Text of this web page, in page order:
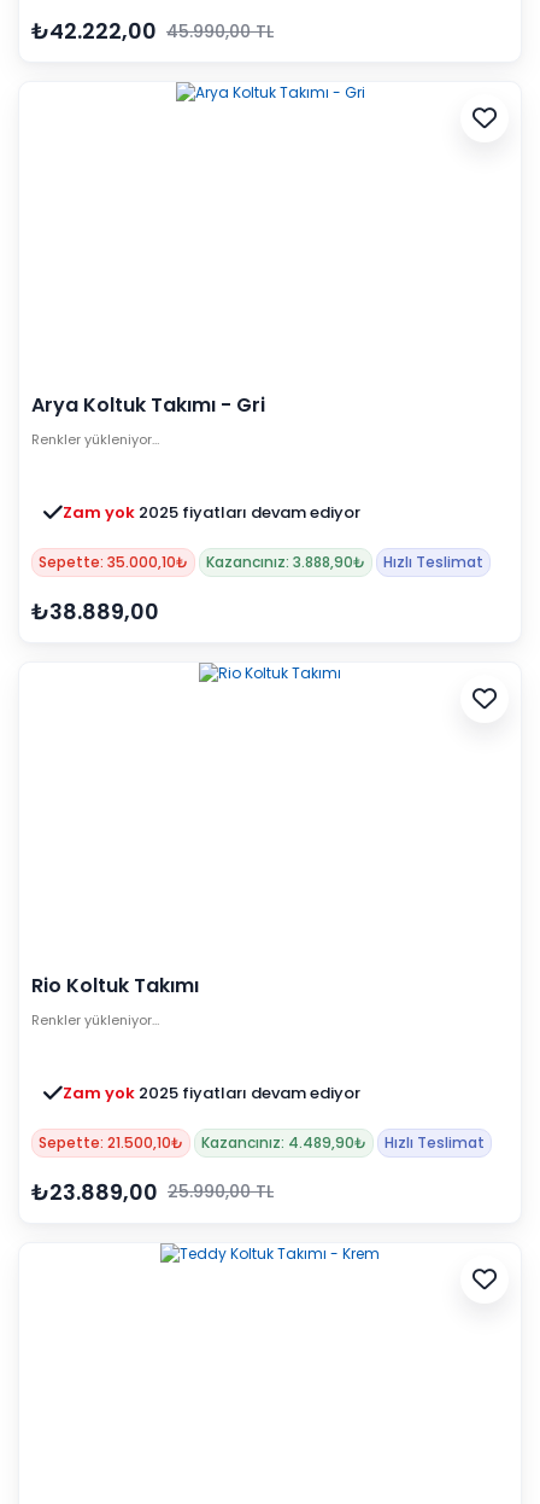
₺42.222,00 45.990,00 TL
Arya Koltuk Takımı - Gri
Renkler yükleniyor…
Zam yok 2025 fiyatları devam ediyor
Sepette: 35.000,10₺ Kazancınız: 3.888,90₺ Hızlı Teslimat
₺38.889,00
Rio Koltuk Takımı
Renkler yükleniyor…
Zam yok 2025 fiyatları devam ediyor
Sepette: 21.500,10₺ Kazancınız: 4.489,90₺ Hızlı Teslimat
₺23.889,00 25.990,00 TL